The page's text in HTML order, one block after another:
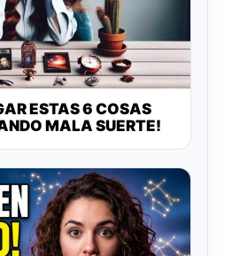
ESTAS 6 COSAS
MALA SUERTE!